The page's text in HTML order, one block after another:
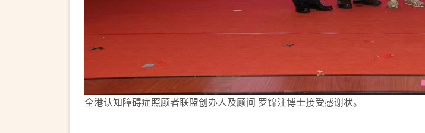
全港认知障碍症照顾者联盟创办人及顾问 罗锦注博士接受感谢状。